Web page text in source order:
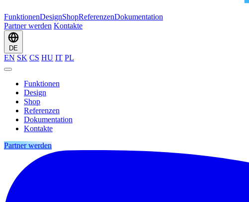
FunktionenDesignShopReferenzenDokumentation
Partner werden Kontakte
DE
EN SK CS HU IT PL
Funktionen
Design
Shop
Referenzen
Dokumentation
Kontakte
Partner werden